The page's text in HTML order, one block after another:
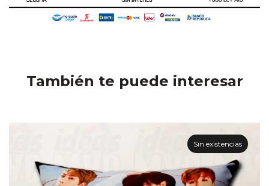
También te puede interesar
Sin existencias